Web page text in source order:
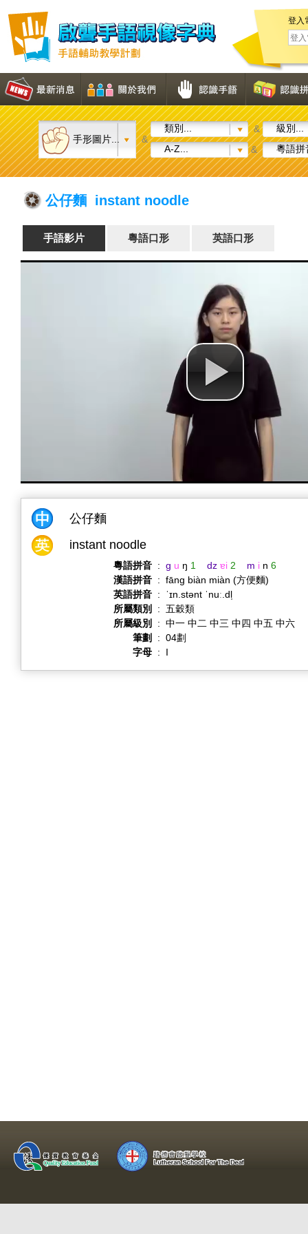
登入
手形圖片... &
類別... &
級別...
A-Z...
& 粵語拼
公仔麵 instant noodle
手語影片 粵語口形 英語口形
公仔麵
instant noodle
粵語拼音 : g u ŋ 1 dz ɐi 2 m i n 6
漢語拼音 : fāng biàn miàn (方便麵)
英語拼音 :
ˈɪn.stənt ˈnuː.dl̩
所屬類別
: 五穀類
所屬級別
: 中一 中二 中三 中四 中五 中六
筆劃
: 04劃
字母 : I